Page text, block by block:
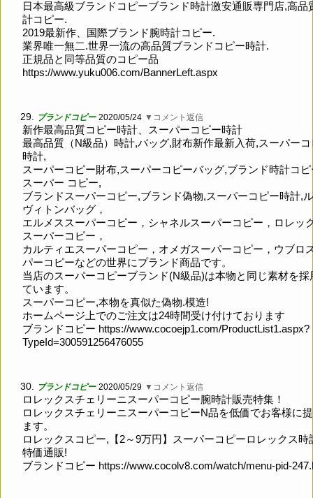
日本最高級ブランドコピーブランド時計激安通販専門店,高品
計コピー.
2019最新作、国際ブランド腕時計コピー.
業界唯一無二.世界一流の高品質ブランドコピー時計.
正規品と同等品質のコピー品
https://www.yuku006.com/BannerLeft.aspx
29. ブランドコピー 2020/05/24 ▼コメント返信
新作最高品質コピー時計、スーパーコピー時計
最高品質（N級品）時計,バッグ,財布新作最新入荷,スーパー
時計,
スーパーコピー財布,スーパーコピーバッグ,ブランド時計コピ
スーパー コピー,
ブランドスーパーコピー,ブランド偽物,スーパーコピー時計,
ヴィトンバッグ，
エルメススーパーコピー，シャネルスーパーコピー，ロレッ
スーパーコピー，
カルティエスーパーコピー，オメガスーパーコピー，ウブロ
パーコピーなどの世界にプランド商品です。
当店のスーパーコピーブランド(N級品)は本物と同じ素材を採
ています。
スーパーコピー,本物を真似た偽物.模造!
ホームページ上でのご注文は24時間受け付けております
ブランドコピー https://www.cocoejp1.com/ProductList1.aspx?
TypeId=300591256476055
30. ブランドコピー 2020/05/29 ▼コメント返信
ロレックスチェリーニスーパーコピー腕時計販売特集！
ロレックスチェリーニスーパーコピーN品を低価でお客様に
ます。
ロレックスコピー,【2～9万円】スーパーコピーロレックス時
特価通販!
ブランドコピー https://www.cocolv8.com/watch/menu-pid-